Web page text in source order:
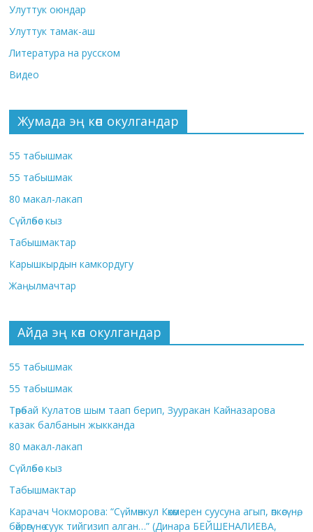
Улуттук оюндар
Улуттук тамак-аш
Литература на русском
Видео
Жумада эң көп окулгандар
55 табышмак
55 табышмак
80 макал-лакап
Сүйлөбөс кыз
Табышмактар
Карышкырдын камкордугу
Жаңылмачтар
Айда эң көп окулгандар
55 табышмак
55 табышмак
Төрөбай Кулатов шым таап берип, Зууракан Кайназарова
казак балбанын жыкканда
80 макал-лакап
Сүйлөбөс кыз
Табышмактар
Карачач Чокморова: “Сүймөнкул Көкөмерен суусуна агып, өпкөсүнө,
бөйрөгүнө суук тийгизип алган…” (Динара БЕЙШЕНАЛИЕВА,